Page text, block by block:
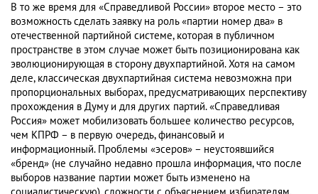
В то же время для «Справедливой России» второе место – это
возможность сделать заявку на роль «партии номер два» в
отечественной партийной системе, которая в публичном
пространстве в этом случае может быть позиционирована как
эволюционирующая в сторону двухпартийной. Хотя на самом
деле, классическая двухпартийная система невозможна при
пропорциональных выборах, предусматривающих перспективу
прохождения в Думу и для других партий. «Справедливая
Россия» может мобилизовать большее количество ресурсов,
чем КПРФ – в первую очередь, финансовый и
информационный. Проблемы «эсеров» – неустоявшийся
«бренд» (не случайно недавно прошла информация, что после
выборов название партии может быть изменено на